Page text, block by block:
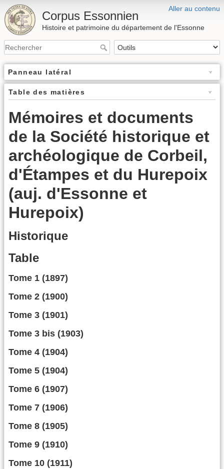
Aller au contenu
Corpus Essonnien
Histoire et patrimoine du département de l'Essonne
Panneau latéral
Table des matières
Mémoires et documents
de la Société historique et
archéologique de Corbeil,
d'Étampes et du Hurepoix
(auj. d'Essonne et
Hurepoix)
Historique
Table
Tome 1 (1897)
Tome 2 (1900)
Tome 3 (1901)
Tome 3 bis (1903)
Tome 4 (1904)
Tome 5 (1904)
Tome 6 (1907)
Tome 7 (1906)
Tome 8 (1905)
Tome 9 (1910)
Tome 10 (1911)